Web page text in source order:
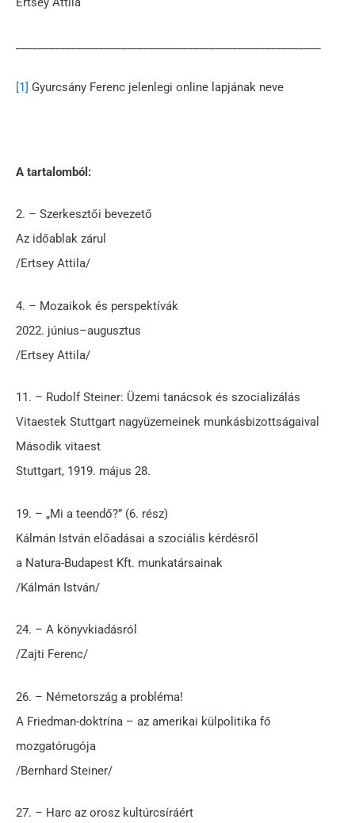
[1] Gyurcsány Ferenc jelenlegi online lapjának neve
A tartalomból:
2. – Szerkesztői bevezető
Az időablak zárul
/Ertsey Attila/
4. – Mozaikok és perspektívák
2022. június–augusztus
/Ertsey Attila/
11. – Rudolf Steiner: Üzemi tanácsok és szocializálás
Vitaestek Stuttgart nagyüzemeinek munkásbizottságaival
Második vitaest
Stuttgart, 1919. május 28.
19. – „Mi a teendő?” (6. rész)
Kálmán István előadásai a szociális kérdésről
a Natura-Budapest Kft. munkatársainak
/Kálmán István/
24. – A könyvkiadásról
/Zajti Ferenc/
26. – Németország a probléma!
A Friedman-doktrína – az amerikai külpolitika fő
mozgatórugója
/Bernhard Steiner/
27. – Harc az orosz kultúrcsíráért